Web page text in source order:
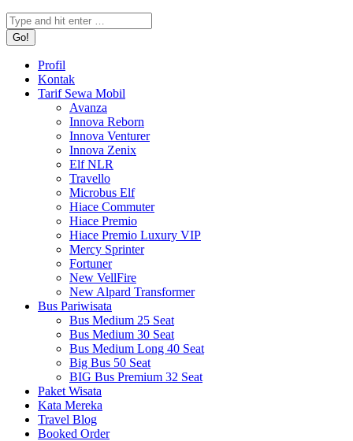
Search:
Profil
Kontak
Tarif Sewa Mobil
Avanza
Innova Reborn
Innova Venturer
Innova Zenix
Elf NLR
Travello
Microbus Elf
Hiace Commuter
Hiace Premio
Hiace Premio Luxury VIP
Mercy Sprinter
Fortuner
New VellFire
New Alpard Transformer
Bus Pariwisata
Bus Medium 25 Seat
Bus Medium 30 Seat
Bus Medium Long 40 Seat
Big Bus 50 Seat
BIG Bus Premium 32 Seat
Paket Wisata
Kata Mereka
Travel Blog
Booked Order